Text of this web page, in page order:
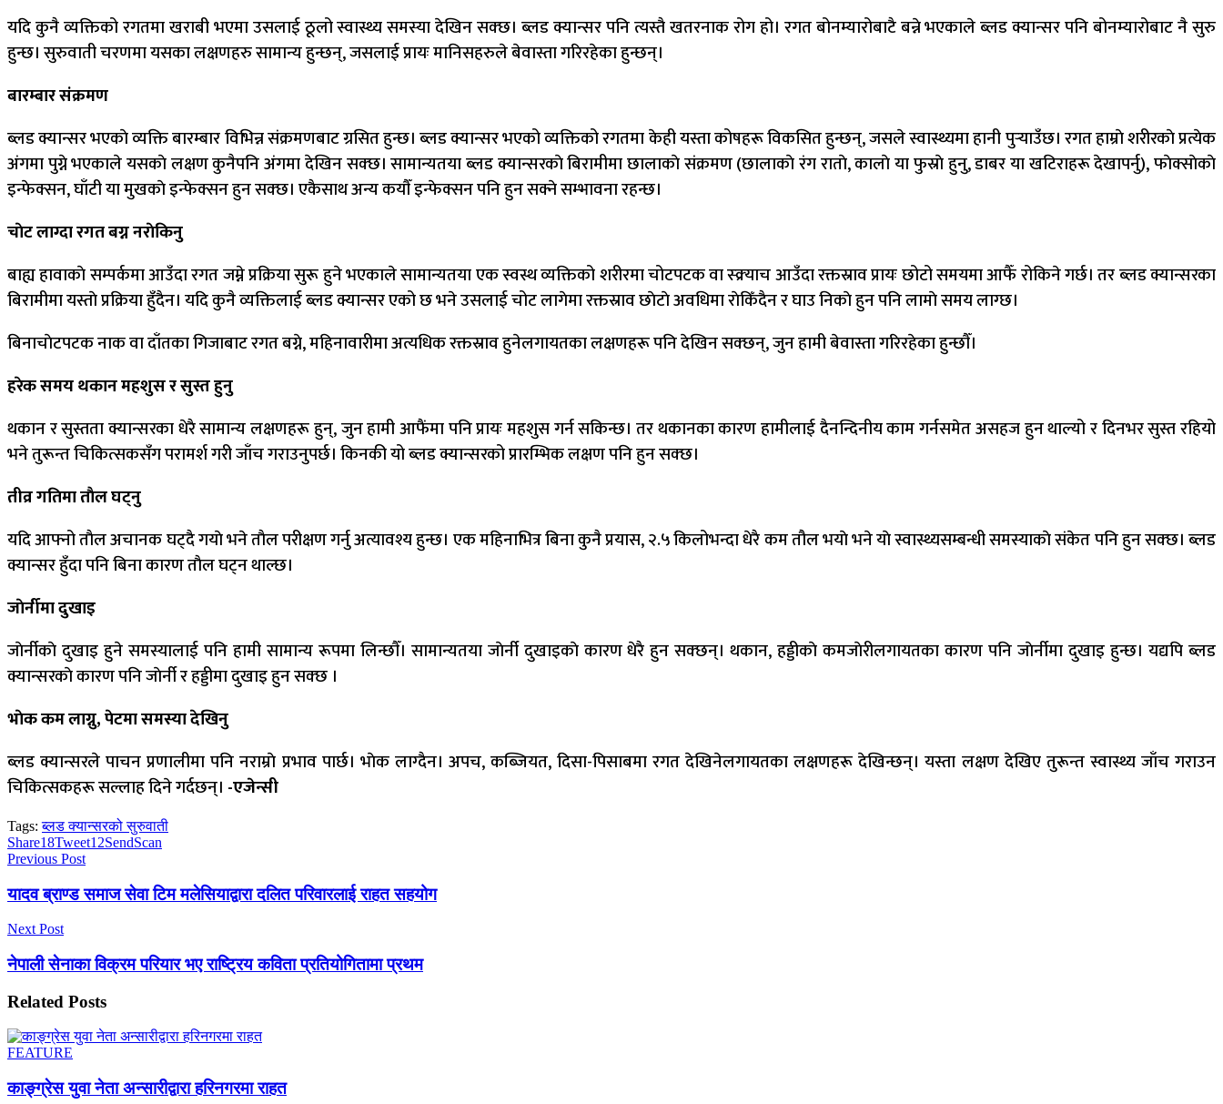
यदि कुनै व्यक्तिको रगतमा खराबी भएमा उसलाई ठूलो स्वास्थ्य समस्या देखिन सक्छ। ब्लड क्यान्सर पनि त्यस्तै खतरनाक रोग हो। रगत बोनम्यारोबाटै बन्ने भएकाले ब्लड क्यान्सर पनि बोनम्यारोबाट नै सुरु
हुन्छ। सुरुवाती चरणमा यसका लक्षणहरु सामान्य हुन्छन्, जसलाई प्रायः मानिसहरुले बेवास्ता गरिरहेका हुन्छन्।
बारम्बार संक्रमण
ब्लड क्यान्सर भएकाे व्यक्ति बारम्बार विभिन्न संक्रमणबाट ग्रसित हुन्छ। ब्लड क्यान्सर भएको व्यक्तिको रगतमा केही यस्ता कोषहरू विकसित हुन्छन्, जसले स्वास्थ्यमा हानी पुर्‍याउँछ। रगत हाम्राे शरीरकाे प्रत्येक
अंगमा पुग्ने भएकाले यसकाे लक्षण कुनैपनि अंगमा देखिन सक्छ। सामान्यतया ब्लड क्यान्सरकाे बिरामीमा छालाकाे संक्रमण (छालाकाे रंग राताे, कालाे या फुस्राे हुनु, डाबर या खटिराहरू देखापर्नु), फाेक्साेकाे
इन्फेक्सन, घाँटी या मुखकाे इन्फेक्सन हुन सक्छ। एकैसाथ अन्य कयाैँ इन्फेक्सन पनि हुन सक्ने सम्भावना रहन्छ।
चाेट लाग्दा रगत बग्न नराेकिनु
बाह्य हावाकाे सम्पर्कमा आउँदा रगत जम्ने प्रक्रिया सुरू हुने भएकाले सामान्यतया एक स्वस्थ व्यक्तिको शरीरमा चोटपटक वा स्क्र्याच आउँदा रक्तस्राव प्रायः छोटो समयमा आफैँ रोकिने गर्छ। तर ब्लड क्यान्सरका
बिरामीमा यस्ताे प्रक्रिया हुँदैन। यदि कुनै व्यक्तिलाई ब्लड क्यान्सर एको छ भने उसलाई चोट लागेमा रक्तस्राव छाेटाे अवधिमा राेकिँदैन र घाउ निकाे हुन पनि लामाे समय लाग्छ।
बिनाचाेटपटक नाक वा दाँतका गिजाबाट रगत बग्ने, महिनावारीमा अत्यधिक रक्तस्राव हुनेलगायतका लक्षणहरू पनि देखिन सक्छन्, जुन हामी बेवास्ता गरिरहेका हुन्छाैँ।
हरेक समय थकान महशुस र सुस्त हुनु
थकान र सुस्तता क्यान्सरका धेरै सामान्य लक्षणहरू हुन्, जुन हामी आफैंमा पनि प्रायः महशुस गर्न सकिन्छ। तर थकानका कारण हामीलाई दैनन्दिनीय काम गर्नसमेत असहज हुन थाल्यो र दिनभर सुस्त रहियो
भने तुरून्त चिकित्सकसँग परामर्श गरी जाँच गराउनुपर्छ। किनकी यो ब्लड क्यान्सरको प्रारम्भिक लक्षण पनि हुन सक्छ।
तीव्र गतिमा ताैल घट्नु
यदि आफ्नो ताैल अचानक घट्दै गयाे भने ताैल परीक्षण गर्नु अत्यावश्य हुन्छ। एक महिनाभित्र बिना कुनै प्रयास, २.५ किलोभन्दा धेरै कम तौल भयाे भने याे स्वास्थ्यसम्बन्धी समस्याकाे संकेत पनि हुन सक्छ। ब्लड
क्यान्सर हुँदा पनि बिना कारण ताैल घट्न थाल्छ।
जाेर्नीमा दुखाइ
जाेर्नीकाे दुखाइ हुने समस्यालाई पनि हामी सामान्य रूपमा लिन्छाैँ। सामान्यतया जाेर्नी दुखाइकाे कारण धेरै हुन सक्छन्। थकान, हड्डीकाे कमजाेरीलगायतका कारण पनि जाेर्नीमा दुखाइ हुन्छ। यद्यपि ब्लड
क्यान्सरकाे कारण पनि जाेर्नी र हड्डीमा दुखाइ हुन सक्छ ।
भाेक कम लाग्नु, पेटमा समस्या देखिनु
ब्लड क्यान्सरले पाचन प्रणालीमा पनि नराम्राे प्रभाव पार्छ। भाेक लाग्दैन। अपच, कब्जियत, दिसा-पिसाबमा रगत देखिनेलगायतका लक्षणहरू देखिन्छन्। यस्ता लक्षण देखिए तुरून्त स्वास्थ्य जाँच गराउन
चिकित्सकहरू सल्लाह दिने गर्दछन्। -एजेन्सी
Tags: ब्लड क्यान्सरको सुरुवाती
Share18Tweet12SendScan
Previous Post
यादव ब्राण्ड समाज सेवा टिम मलेसियाद्वारा दलित परिवारलाई राहत सहयोग
Next Post
नेपाली सेनाका विक्रम परियार भए राष्ट्रिय कविता प्रतियोगितामा प्रथम
Related Posts
FEATURE
काङ्ग्रेस युवा नेता अन्सारीद्वारा हरिनगरमा राहत